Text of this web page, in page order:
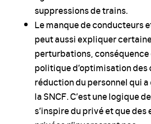
suppressions de trains.
Le manque de conducteurs
peut aussi expliquer
perturbations, conséquence
politique d’optimisation des
réduction du personnel qui a
la SNCF. C’est une logique
s’inspire du privé et que